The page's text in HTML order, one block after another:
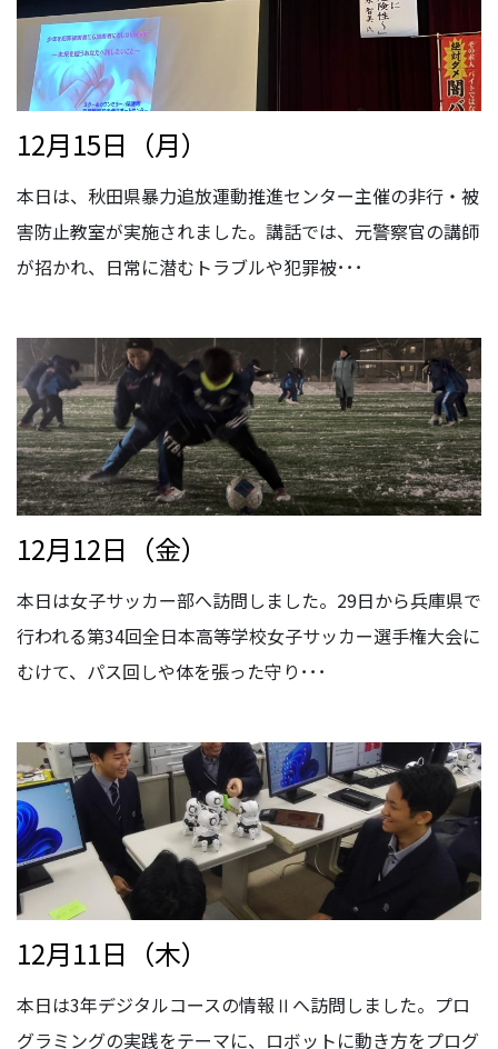
12月15日（月）
本日は、秋田県暴力追放運動推進センター主催の非行・被
害防止教室が実施されました。講話では、元警察官の講師
が招かれ、日常に潜むトラブルや犯罪被･･･
12月12日（金）
本日は女子サッカー部へ訪問しました。29日から兵庫県で
行われる第34回全日本高等学校女子サッカー選手権大会に
むけて、パス回しや体を張った守り･･･
12月11日（木）
本日は3年デジタルコースの情報Ⅱへ訪問しました。プロ
グラミングの実践をテーマに、ロボットに動き方をプログ